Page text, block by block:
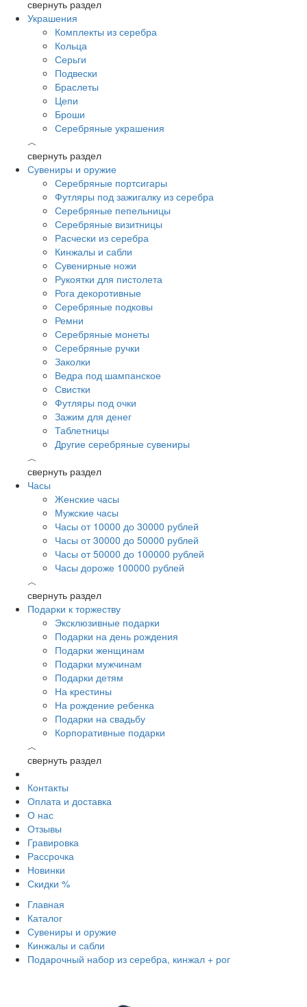
свернуть раздел
Украшения
Комплекты из серебра
Кольца
Серьги
Подвески
Браслеты
Цепи
Броши
Серебряные украшения
︿
свернуть раздел
Сувениры и оружие
Серебряные портсигары
Футляры под зажигалку из серебра
Серебряные пепельницы
Серебряные визитницы
Расчески из серебра
Кинжалы и сабли
Сувенирные ножи
Рукоятки для пистолета
Рога декоротивные
Серебряные подковы
Ремни
Серебряные монеты
Серебряные ручки
Заколки
Ведра под шампанское
Свистки
Футляры под очки
Зажим для денег
Таблетницы
Другие серебряные сувениры
︿
свернуть раздел
Часы
Женские часы
Мужские часы
Часы от 10000 до 30000 рублей
Часы от 30000 до 50000 рублей
Часы от 50000 до 100000 рублей
Часы дороже 100000 рублей
︿
свернуть раздел
Подарки к торжеству
Эксклюзивные подарки
Подарки на день рождения
Подарки женщинам
Подарки мужчинам
Подарки детям
На крестины
На рождение ребенка
Подарки на свадьбу
Корпоративные подарки
︿
свернуть раздел
Контакты
Оплата и доставка
О нас
Отзывы
Гравировка
Рассрочка
Новинки
Скидки %
Главная
Каталог
Сувениры и оружие
Кинжалы и сабли
Подарочный набор из серебра, кинжал + рог